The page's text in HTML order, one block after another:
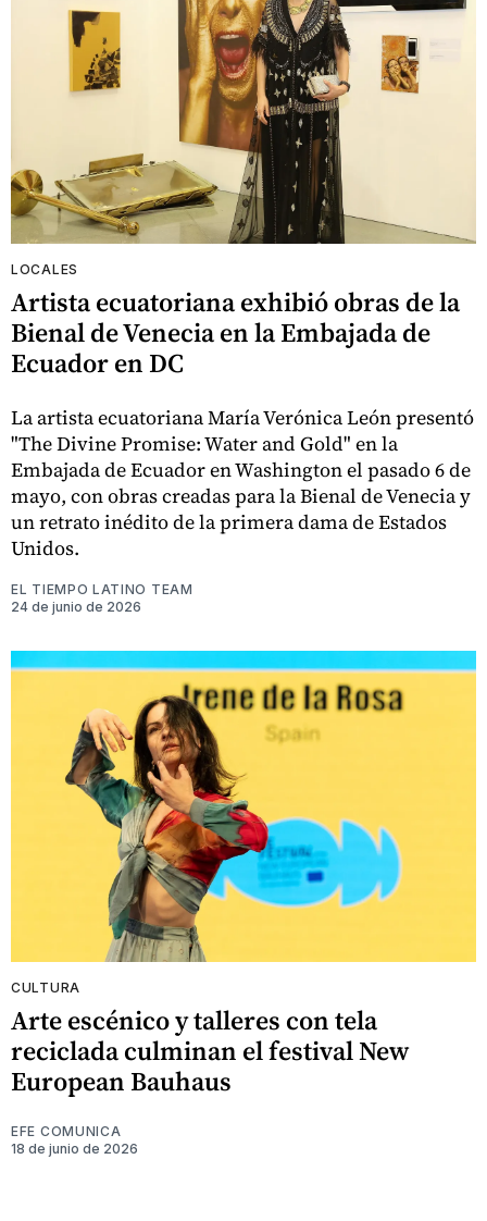
LOCALES
Artista ecuatoriana exhibió obras de la
Bienal de Venecia en la Embajada de
Ecuador en DC
La artista ecuatoriana María Verónica León presentó
"The Divine Promise: Water and Gold" en la
Embajada de Ecuador en Washington el pasado 6 de
mayo, con obras creadas para la Bienal de Venecia y
un retrato inédito de la primera dama de Estados
Unidos.
EL TIEMPO LATINO TEAM
24 de junio de 2026
CULTURA
Arte escénico y talleres con tela
reciclada culminan el festival New
European Bauhaus
EFE COMUNICA
18 de junio de 2026